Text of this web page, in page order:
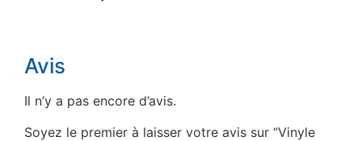
Avis
Il n’y a pas encore d’avis.
Soyez le premier à laisser votre avis sur “Vinyle